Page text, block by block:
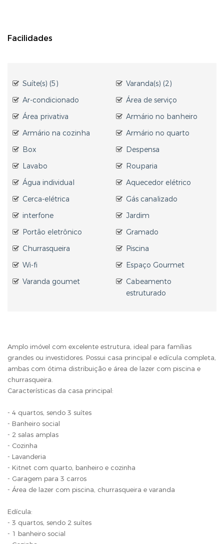
Facilidades
Suíte(s) (5)
Varanda(s) (2)
Ar-condicionado
Área de serviço
Área privativa
Armário no banheiro
Armário na cozinha
Armário no quarto
Box
Despensa
Lavabo
Rouparia
Água individual
Aquecedor elétrico
Cerca-elétrica
Gás canalizado
interfone
Jardim
Portão eletrônico
Gramado
Churrasqueira
Piscina
Wi-fi
Espaço Gourmet
Varanda goumet
Cabeamento
estruturado
Amplo imóvel com excelente estrutura, ideal para famílias
grandes ou investidores. Possui casa principal e edícula completa,
ambas com ótima distribuição e área de lazer com piscina e
churrasqueira.
Características da casa principal:
- 4 quartos, sendo 3 suítes
- Banheiro social
- 2 salas amplas
- Cozinha
- Lavanderia
- Kitnet com quarto, banheiro e cozinha
- Garagem para 3 carros
- Área de lazer com piscina, churrasqueira e varanda
Edícula:
- 3 quartos, sendo 2 suítes
- 1 banheiro social